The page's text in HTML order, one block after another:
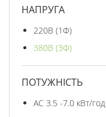
НАПРУГА
220В (1Ф)
380В (3Ф)
ПОТУЖНІСТЬ
AC 3.5 -7.0 кВт/год